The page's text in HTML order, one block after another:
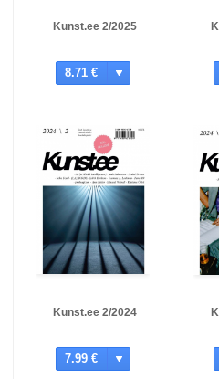
Kunst.ee 2/2025
8.71 €
Kunst.ee 2/2024
7.99 €